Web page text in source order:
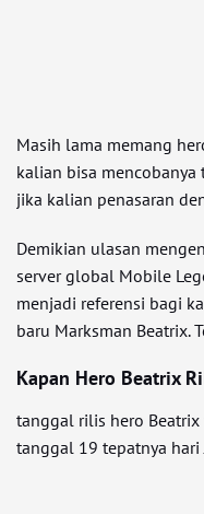
Masih lama memang
kalian bisa
jika kalian penasaran
Demikian ulasan
server global Mobile
menjadi referensi bagi
baru Marksman Beatrix.
Kapan Hero Beatrix
tanggal rilis hero
tanggal 19 tepatnya hari